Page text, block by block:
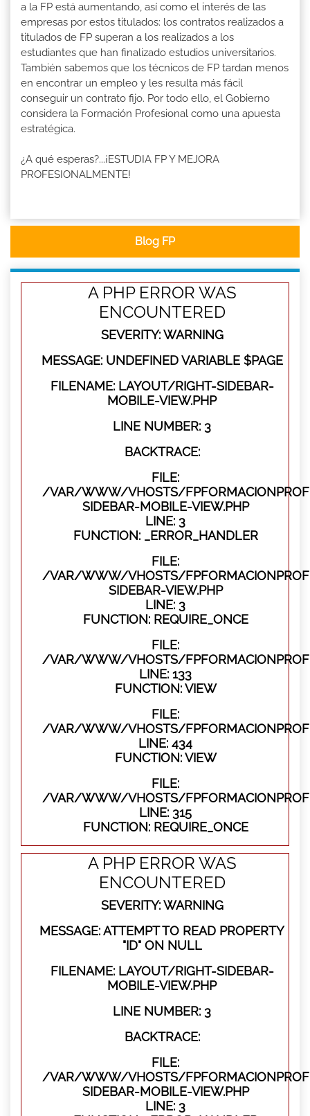
a la FP está aumentando, así como el interés de las
empresas por estos titulados: los contratos realizados a
titulados de FP superan a los realizados a los
estudiantes que han finalizado estudios universitarios.
También sabemos que los técnicos de FP tardan menos
en encontrar un empleo y les resulta más fácil
conseguir un contrato fijo. Por todo ello, el Gobierno
considera la Formación Profesional como una apuesta
estratégica.
¿A qué esperas?...¡ESTUDIA FP Y MEJORA
PROFESIONALMENTE!
Blog FP
A PHP ERROR WAS
ENCOUNTERED
SEVERITY: WARNING
MESSAGE: UNDEFINED VARIABLE $PAGE
FILENAME: LAYOUT/RIGHT-SIDEBAR-
MOBILE-VIEW.PHP
LINE NUMBER: 3
BACKTRACE:
FILE:
/VAR/WWW/VHOSTS/
SIDEBAR-MOBILE-VIEW.PHP
LINE: 3
FUNCTION: _ERROR_HANDLER
FILE:
/VAR/WWW/VHOSTS/
SIDEBAR-VIEW.PHP
LINE: 3
FUNCTION: REQUIRE_ONCE
FILE:
/VAR/WWW/VHOSTS/
LINE: 133
FUNCTION: VIEW
FILE:
/VAR/WWW/VHOSTS/
LINE: 434
FUNCTION: VIEW
FILE:
/VAR/WWW/VHOSTS/
LINE: 315
FUNCTION: REQUIRE_ONCE
A PHP ERROR WAS
ENCOUNTERED
SEVERITY: WARNING
MESSAGE: ATTEMPT TO READ PROPERTY
"ID" ON NULL
FILENAME: LAYOUT/RIGHT-SIDEBAR-
MOBILE-VIEW.PHP
LINE NUMBER: 3
BACKTRACE:
FILE:
/VAR/WWW/VHOSTS/
SIDEBAR-MOBILE-VIEW.PHP
LINE: 3